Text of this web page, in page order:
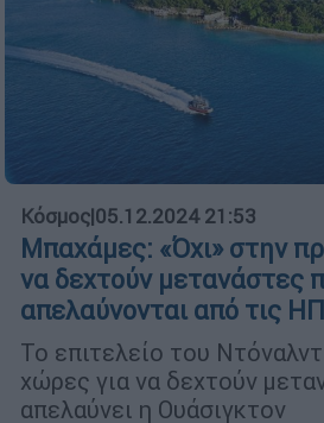
Κόσμος|05.12.2024 21:53
Μπαχάμες: «Όχι» στην
να δεχτούν μετανάστες
απελαύνονται από τις
Το επιτελείο του
χώρες για να δεχτούν
απελαύνει η Ουάσιγκτον